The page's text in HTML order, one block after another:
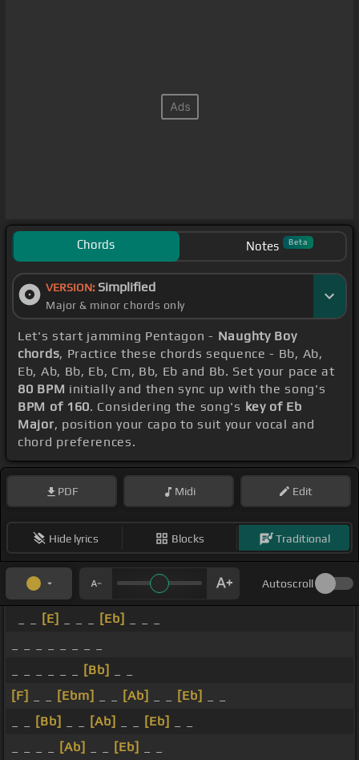
Chords Notes Beta
VERSION: Simplified
Major & minor chords only
Let's start jamming Pentagon - Naughty Boy
chords, Practice these chords sequence - Bb, Ab,
Eb, Ab, Bb, Eb, Cm, Bb, Eb and Bb. Set your pace at
80 BPM initially and then sync up with the song's
BPM of 160. Considering the song's key of Eb
Major, position your capo to suit your vocal and
chord preferences.
PDF Midi Edit
Hide lyrics Blocks Traditional
Autoscroll
[E] [Eb]
[Bb]
[F]
[Ebm] [Ab] [Eb]
[Bb] [Ab] [Eb]
[Ab] [Eb]